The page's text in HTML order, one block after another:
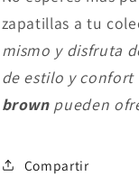
zapatillas a tu
mismo y disfruta
de estilo y confort
brownpueden
Compartir